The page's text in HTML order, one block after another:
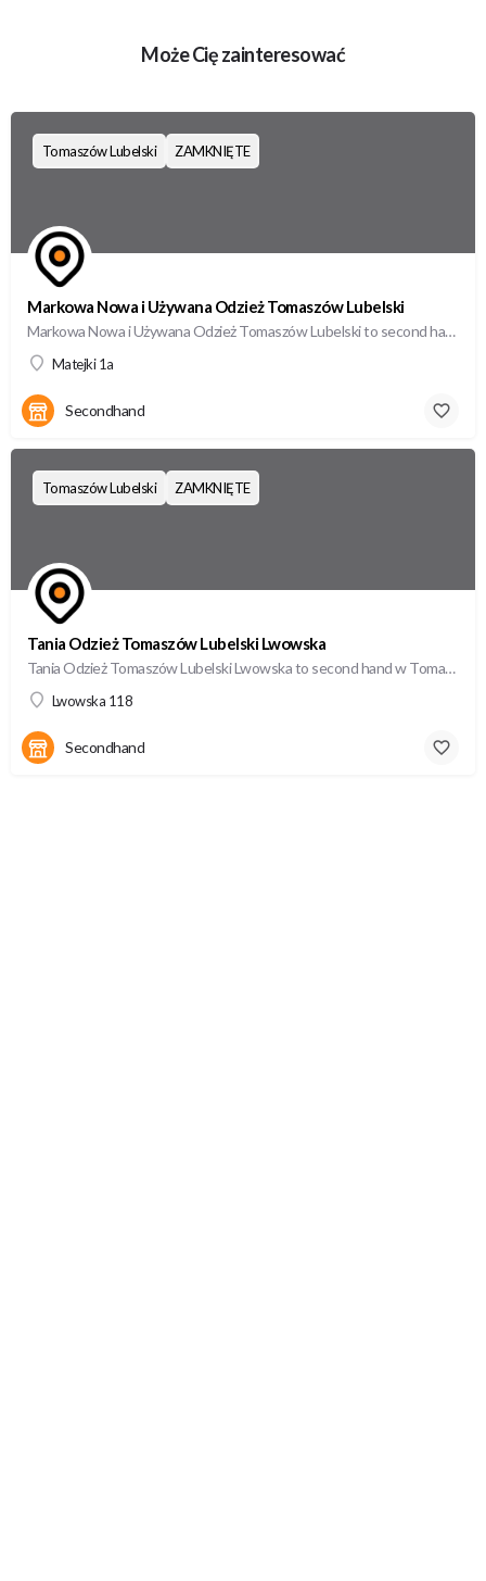
Może Cię zainteresować
Markowa Nowa i Używana Odzież Tomaszów Lubelski
Markowa Nowa i Używana Odzież Tomaszów Lubelski to second hand w Tomaszów Lubelskiie, oferujący wysokiej…
Matejki 1a
Tomaszów Lubelski ZAMKNIĘTE
Secondhand
Tania Odzież Tomaszów Lubelski Lwowska
Tania Odzież Tomaszów Lubelski Lwowska to second hand w Tomaszów Lubelskiie, oferujący wysokiej jakości…
Lwowska 118
Tomaszów Lubelski ZAMKNIĘTE
Secondhand